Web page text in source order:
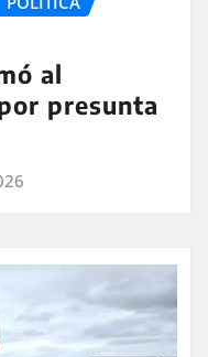
al
presunta